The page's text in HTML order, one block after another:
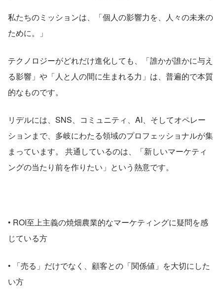
私たちのミッションは、「個人の影響力を、人々の未来の
ために。」
テクノロジーがどれだけ進化しても、「誰かが誰かに与え
る影響」や「人と人の間に生まれる力」は、普遍的で本質
的なものです。
リデルには、SNS、コミュニティ、AI、そしてオペレー
ションまで、多岐にわたる領域のプロフェッショナルが集
まっています。 共通しているのは、「新しいマーケティ
ングの当たり前を作りたい」という熱意です。
• ROI至上主義の焼畑農業的なマーケティングに疑問を感
じている方
• 「売る」だけでなく、顧客との「関係値」を大切にした
い方